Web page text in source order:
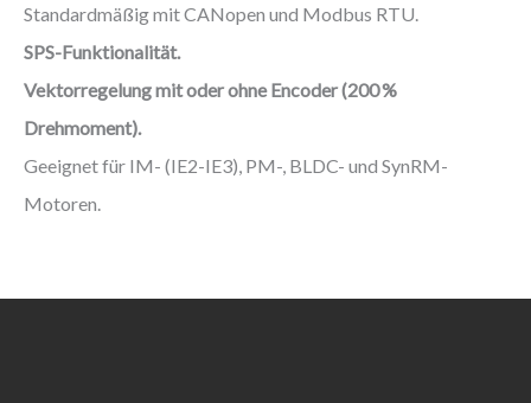
Standardmäßig mit CANopen und Modbus RTU.
SPS-Funktionalität.
Vektorregelung mit oder ohne Encoder (200 %
Drehmoment).
Geeignet für IM- (IE2-IE3), PM-, BLDC- und SynRM-
Motoren.